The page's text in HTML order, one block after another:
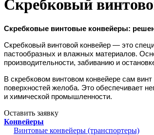
Скребковый
Скребковые винтовые конвейеры:
Скребковый винтовой конвейер — это
пастообразных и влажных материалов.
производительности, забиванию и
В скребковом винтовом конвейере сам
поверхностей желоба. Это обеспечивает
и химической промышленности.
Оставить заявку
Конвейеры
Винтовые конвейеры (транспортеры)